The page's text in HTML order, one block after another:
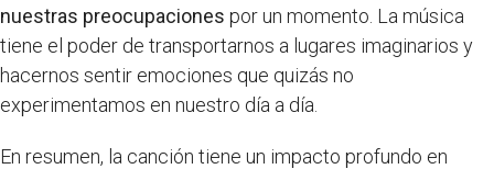
nuestras preocupaciones por un momento. La música
tiene el poder de transportarnos a lugares imaginarios y
hacernos sentir emociones que quizás no
experimentamos en nuestro día a día.
En resumen, la canción tiene un impacto profundo en